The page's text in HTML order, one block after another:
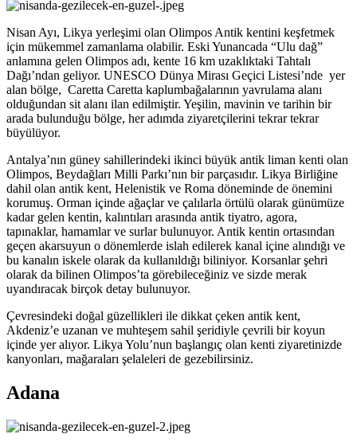
Nisan Ayı, Likya yerleşimi olan Olimpos Antik kentini keşfetmek
için mükemmel zamanlama olabilir. Eski Yunancada “Ulu dağ”
anlamına gelen Olimpos adı, kente 16 km uzaklıktaki Tahtalı
Dağı’ndan geliyor. UNESCO Dünya Mirası Geçici Listesi’nde yer
alan bölge, Caretta Caretta kaplumbağalarının yavrulama alanı
olduğundan sit alanı ilan edilmiştir. Yeşilin, mavinin ve tarihin bir
arada bulunduğu bölge, her adımda ziyaretçilerini tekrar tekrar
büyülüyor.
Antalya’nın güney sahillerindeki ikinci büyük antik liman kenti olan
Olimpos, Beydağları Milli Parkı’nın bir parçasıdır. Likya Birliğine
dahil olan antik kent, Helenistik ve Roma döneminde de önemini
korumuş. Orman içinde ağaçlar ve çalılarla örtülü olarak günümüze
kadar gelen kentin, kalıntıları arasında antik tiyatro, agora,
tapınaklar, hamamlar ve surlar bulunuyor. Antik kentin ortasından
geçen akarsuyun o dönemlerde islah edilerek kanal içine alındığı ve
bu kanalın iskele olarak da kullanıldığı biliniyor. Korsanlar şehri
olarak da bilinen Olimpos’ta görebileceğiniz ve sizde merak
uyandıracak birçok detay bulunuyor.
Çevresindeki doğal güzellikleri ile dikkat çeken antik kent,
Akdeniz’e uzanan ve muhteşem sahil şeridiyle çevrili bir koyun
içinde yer alıyor. Likya Yolu’nun başlangıç olan kenti ziyaretinizde
kanyonları, mağaraları şelaleleri de gezebilirsiniz.
Adana